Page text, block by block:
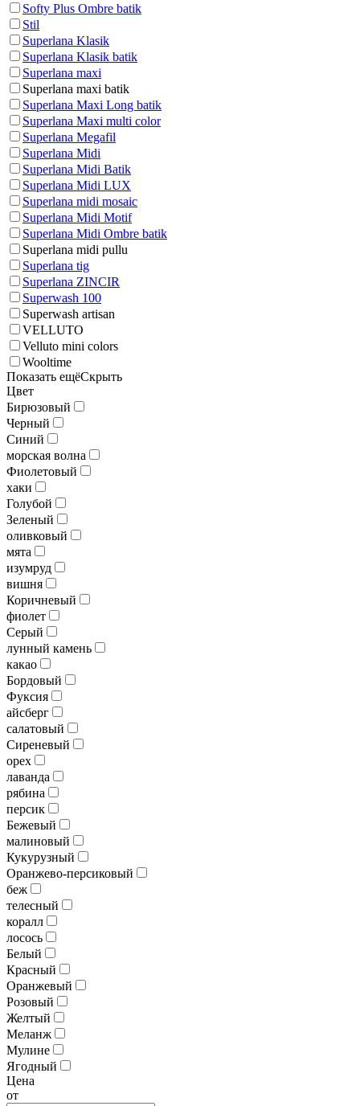
Softy Plus Ombre batik
Stil
Superlana Klasik
Superlana Klasik batik
Superlana maxi
Superlana maxi batik
Superlana Maxi Long batik
Superlana Maxi multi color
Superlana Megafil
Superlana Midi
Superlana Midi Batik
Superlana Midi LUX
Superlana midi mosaic
Superlana Midi Motif
Superlana Midi Ombre batik
Superlana midi pullu
Superlana tig
Superlana ZINCIR
Superwash 100
Superwash artisan
VELLUTO
Velluto mini colors
Wooltime
Показать ещёСкрыть
Цвет
Бирюзовый
Черный
Синий
морская волна
Фиолетовый
хаки
Голубой
Зеленый
оливковый
мята
изумруд
вишня
Коричневый
фиолет
Серый
лунный камень
какао
Бордовый
Фуксия
айсберг
салатовый
Сиреневый
орех
лаванда
рябина
персик
Бежевый
малиновый
Кукурузный
Оранжево-персиковый
беж
телесный
коралл
лосось
Белый
Красный
Оранжевый
Розовый
Желтый
Меланж
Мулине
Ягодный
Цена
от